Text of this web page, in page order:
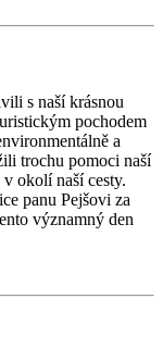
s naší krásnou
pochodem
a
trochu pomoci naší
okolí naší cesty.
panu Pejšovi za
významný den